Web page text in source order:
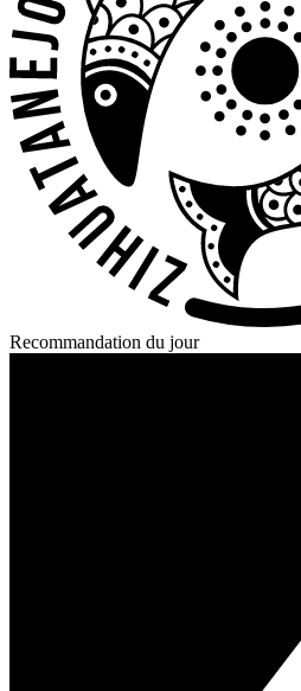
Recommandation du jour